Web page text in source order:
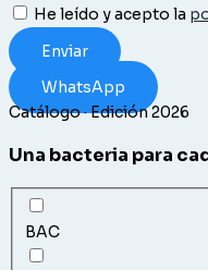
He leído y acepto la
Enviar
WhatsApp
Catálogo · Edición 2026
Una bacteria para
BAC